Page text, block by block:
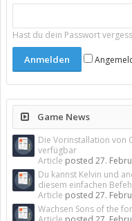
Hast du dein Passwort
Game News
Die Vorinstallation von
verfügbar
Article posted 27.
Du kannst Kelvin und
diesem einfachen
Article posted 27.
Wachsen Sons of the